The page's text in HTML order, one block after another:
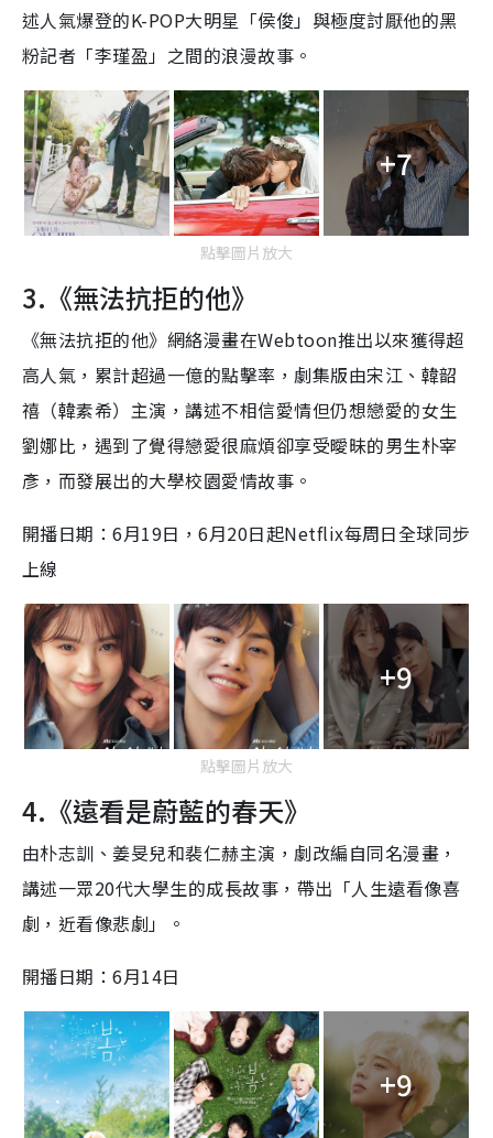
述人氣爆登的K-POP大明星「侯俊」與極度討厭他的黑
粉記者「李瑾盈」之間的浪漫故事。
+7
點擊圖片放大
3.《無法抗拒的他》
《無法抗拒的他》網絡漫畫在Webtoon推出以來獲得超
高人氣，累計超過一億的點擊率，劇集版由宋江、韓韶
禧（韓素希）主演，講述不相信愛情但仍想戀愛的女生
劉娜比，遇到了覺得戀愛很麻煩卻享受曖昧的男生朴宰
彥，而發展出的大學校園愛情故事 。
開播日期：6月19日，6月20日起Netflix每周日全球同步
上線
+9
點擊圖片放大
4.《遠看是蔚藍的春天》
由朴志訓、姜旻兒和裴仁赫主演，劇改編自同名漫畫，
講述一眾20代大學生的成長故事，帶出「人生遠看像喜
劇，近看像悲劇」。
開播日期：6月14日
+9